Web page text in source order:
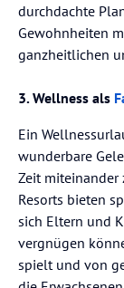
durchdachte
Gewohnheiten
ganzheitlichen
3. Wellness als
Ein
wunderbare
Zeit miteinander
Resorts bieten
sich Eltern und
vergnügen
spielt und von